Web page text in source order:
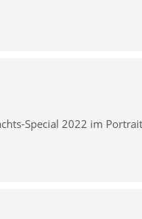
Special 2022 im Portrait